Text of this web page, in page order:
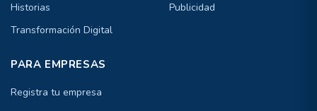
Historias
Transformación Digital
Publicidad
PARA EMPRESAS
Registra tu empresa